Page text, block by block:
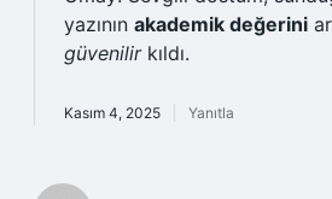
yazının akademik değerini
güvenilirkıldı.
Kasım 4, 2025 Yanıtla